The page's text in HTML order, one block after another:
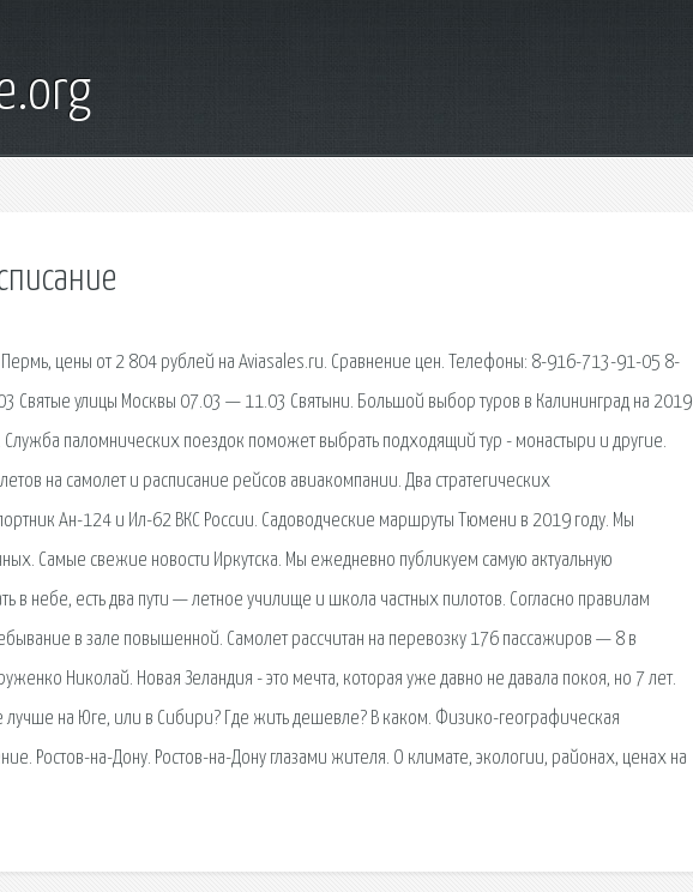
цены от 2 804 рублей на Aviasales.ru. Сравнение цен. Телефоны: 8-916-713-91-05 8-
улицы Москвы 07.03 — 11.03 Святыни. Большой выбор туров в Калининград на 2019
паломнических поездок поможет выбрать подходящий тур - монастыри и другие.
на самолет и расписание рейсов авиакомпании. Два стратегических
Ан-124 и Ил-62 ВКС России. Садоводческие маршруты Тюмени в 2019 году. Мы
Самые свежие новости Иркутска. Мы ежедневно публикуем самую актуальную
в небе, есть два пути — летное училище и школа частных пилотов. Согласно правилам
в зале повышенной. Самолет рассчитан на перевозку 176 пассажиров — 8 в
Николай. Новая Зеландия - это мечта, которая уже давно не давала покоя, но 7 лет.
лучше на Юге, или в Сибири? Где жить дешевле? В каком. Физико-географическая
Ростов-на-Дону. Ростов-на-Дону глазами жителя. О климате, экологии, районах, ценах на